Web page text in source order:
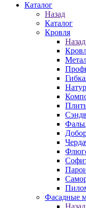
Каталог
Назад
Каталог
Кровля
Назад
Фасадные
Назад